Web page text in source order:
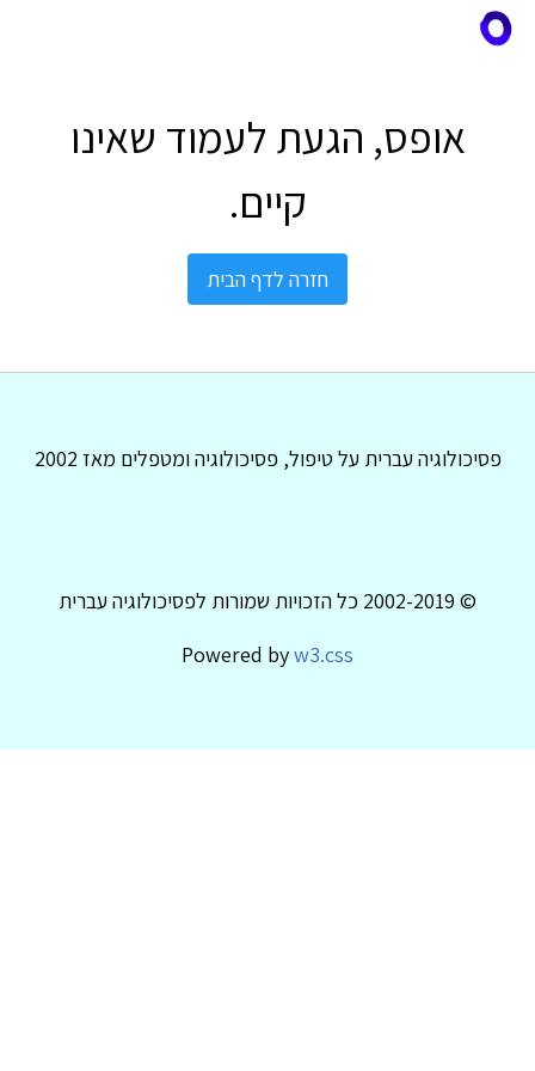
אופס, הגעת לעמוד שאינו
קיים.
חזרה לדף הבית
פסיכולוגיה עברית על טיפול, פסיכולוגיה ומטפלים מאז 2002
© 2002-2019 כל הזכויות שמורות לפסיכולוגיה עברית
Powered byw3.css